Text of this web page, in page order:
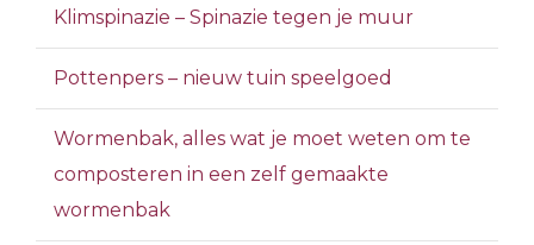
Klimspinazie – Spinazie tegen je muur
Pottenpers – nieuw tuin speelgoed
Wormenbak, alles wat je moet weten om te
composteren in een zelf gemaakte
wormenbak